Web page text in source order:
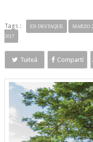
Tags : EN DESTAQUE MARZO
2017
Tuiteá Compartí